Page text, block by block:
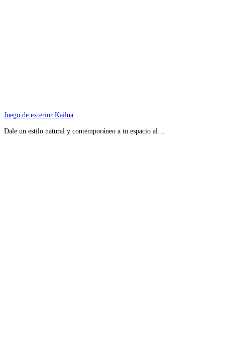
Juego de exterior Kailua
Dale un estilo natural y contemporáneo a tu espacio al…